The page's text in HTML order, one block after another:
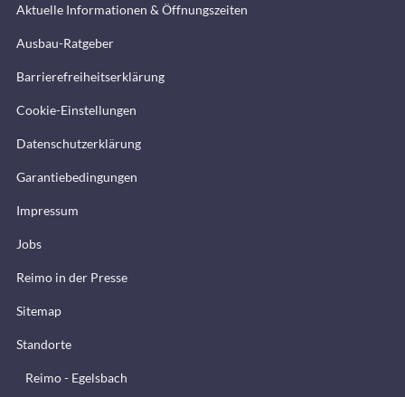
Aktuelle Informationen & Öffnungszeiten
Ausbau-Ratgeber
Barrierefreiheitserklärung
Cookie-Einstellungen
Datenschutzerklärung
Garantiebedingungen
Impressum
Jobs
Reimo in der Presse
Sitemap
Standorte
Reimo - Egelsbach